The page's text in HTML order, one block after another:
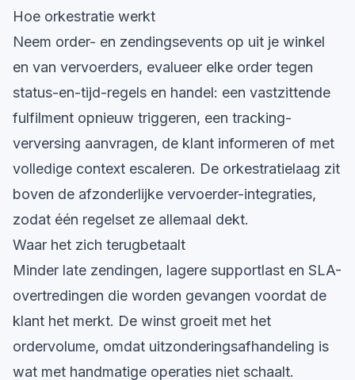
Hoe orkestratie werkt
Neem order- en zendingsevents op uit je winkel
en van vervoerders, evalueer elke order tegen
status-en-tijd-regels en handel: een vastzittende
fulfilment opnieuw triggeren, een tracking-
verversing aanvragen, de klant informeren of met
volledige context escaleren. De orkestratielaag zit
boven de afzonderlijke vervoerder-integraties,
zodat één regelset ze allemaal dekt.
Waar het zich terugbetaalt
Minder late zendingen, lagere supportlast en SLA-
overtredingen die worden gevangen voordat de
klant het merkt. De winst groeit met het
ordervolume, omdat uitzonderingsafhandeling is
wat met handmatige operaties niet schaalt.